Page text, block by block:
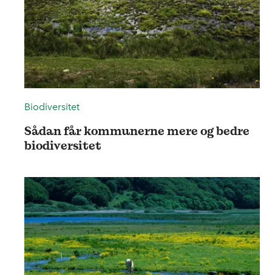
Biodiversitet
Sådan får kommunerne mere og bedre
biodiversitet